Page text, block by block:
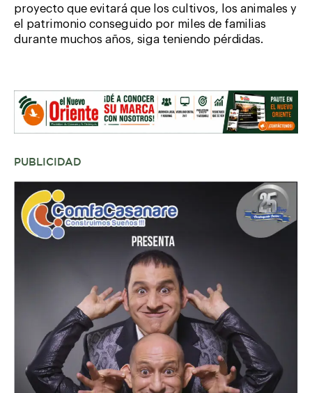
proyecto que evitará que los cultivos, los animales y
el patrimonio conseguido por miles de familias
durante muchos años, siga teniendo pérdidas.
PUBLICIDAD